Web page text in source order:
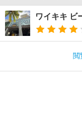
ワイキキ ビ
閲